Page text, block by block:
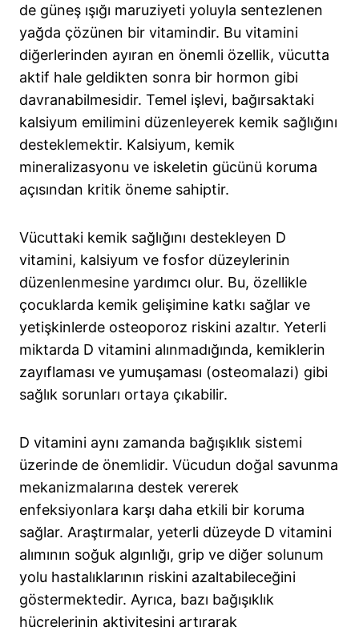
de güneş ışığı maruziyeti yoluyla sentezlenen
yağda çözünen bir vitamindir. Bu vitamini
diğerlerinden ayıran en önemli özellik, vücutta
aktif hale geldikten sonra bir hormon gibi
davranabilmesidir. Temel işlevi, bağırsaktaki
kalsiyum emilimini düzenleyerek kemik sağlığını
desteklemektir. Kalsiyum, kemik
mineralizasyonu ve iskeletin gücünü koruma
açısından kritik öneme sahiptir.
Vücuttaki kemik sağlığını destekleyen D
vitamini, kalsiyum ve fosfor düzeylerinin
düzenlenmesine yardımcı olur. Bu, özellikle
çocuklarda kemik gelişimine katkı sağlar ve
yetişkinlerde osteoporoz riskini azaltır. Yeterli
miktarda D vitamini alınmadığında, kemiklerin
zayıflaması ve yumuşaması (osteomalazi) gibi
sağlık sorunları ortaya çıkabilir.
D vitamini aynı zamanda bağışıklık sistemi
üzerinde de önemlidir. Vücudun doğal savunma
mekanizmalarına destek vererek
enfeksiyonlara karşı daha etkili bir koruma
sağlar. Araştırmalar, yeterli düzeyde D vitamini
alımının soğuk algınlığı, grip ve diğer solunum
yolu hastalıklarının riskini azaltabileceğini
göstermektedir. Ayrıca, bazı bağışıklık
hücrelerinin aktivitesini artırarak